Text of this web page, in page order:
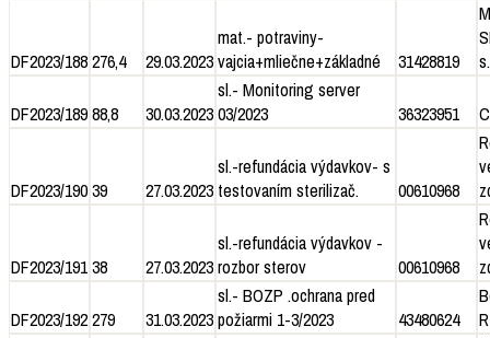
DF2023/188276,4 29.03.2023
mat.- potraviny-
vajcia+mliečne+základné
31428819
DF2023/18988,8 30.03.2023
sl.- Monitoring server
03/2023
36323951
DF2023/19039 27.03.2023
sl.-refundácia výdavkov- s
testovaním sterilizač.
00610968
DF2023/19138 27.03.2023
sl.-refundácia výdavkov -
rozbor sterov
00610968
DF2023/192279 31.03.2023
sl.- BOZP .ochrana pred
požiarmi 1-3/2023
43480624